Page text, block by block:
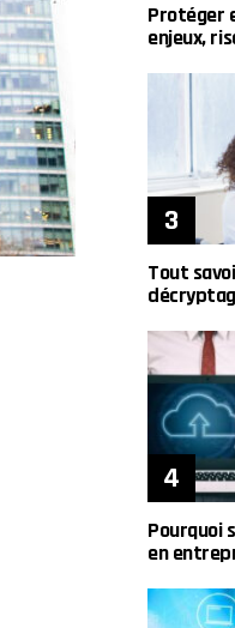
Protéger
enjeux,
Tout
Pourquoi
en